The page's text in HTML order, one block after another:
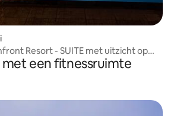
Resort - SUITE met uitzicht op
met een fitnessruimte